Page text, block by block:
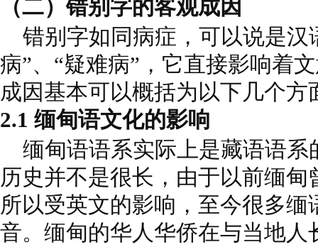
（二）错别字的客观成因
错别字如同病症，可以说是汉
病”、“疑难病”，它直接影响着
成因基本可以概括为以下几个方
2.1 缅甸语文化的影响
缅甸语语系实际上是藏语语系
历史并不是很长，由于以前缅
所以受英文的影响，至今很多
音。缅甸的华人华侨在与当地人